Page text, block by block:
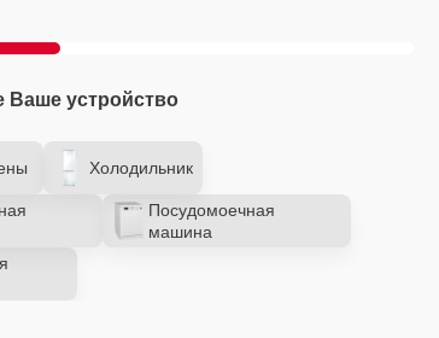
Ваше устройство
Холодильник
Посудомоечная
машина